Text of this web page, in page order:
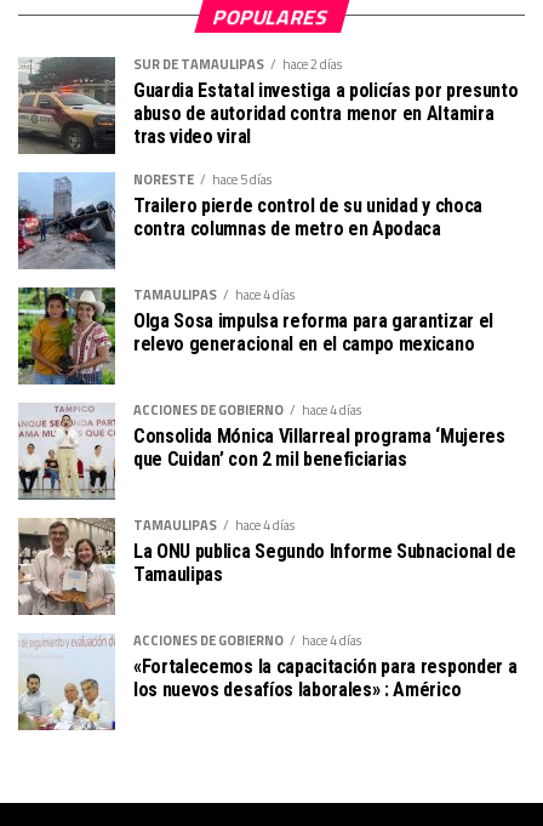
POPULARES
SUR DE TAMAULIPAS hace 2 días
Guardia Estatal investiga a policías por presunto
abuso de autoridad contra menor en Altamira
tras video viral
NORESTE hace 5 días
Trailero pierde control de su unidad y choca
contra columnas de metro en Apodaca
TAMAULIPAS hace 4 días
Olga Sosa impulsa reforma para garantizar el
relevo generacional en el campo mexicano
ACCIONES DE GOBIERNO hace 4 días
Consolida Mónica Villarreal programa ‘Mujeres
que Cuidan’ con 2 mil beneficiarias
TAMAULIPAS hace 4 días
La ONU publica Segundo Informe Subnacional de
Tamaulipas
ACCIONES DE GOBIERNO hace 4 días
«Fortalecemos la capacitación para responder a
los nuevos desafíos laborales» : Américo